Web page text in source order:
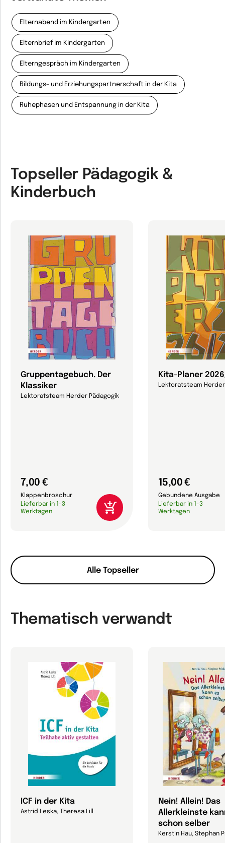
Elternabend im Kindergarten
Elternbrief im Kindergarten
Elterngespräch im Kindergarten
Bildungs- und Erziehungspartnerschaft in der Kita
Ruhephasen und Entspannung in der Kita
Topseller Pädagogik &
Kinderbuch
Alle Topseller
Gruppentagebuch. Der
Klassiker
Lektoratsteam Herder Pädagogik
7,00 €
Klappenbroschur
Lieferbar in 1-3
Werktagen
Kita-Planer
Lektoratsteam Herder
15,00 €
Gebundene Ausgabe
Lieferbar in 1-3
Werktagen
Thematisch verwandt
ICF in der Kita
Astrid Leska, Theresa Lill
Nein! Allein! Das
Allerkleinste
schon selber
Kerstin Hau, Stephan